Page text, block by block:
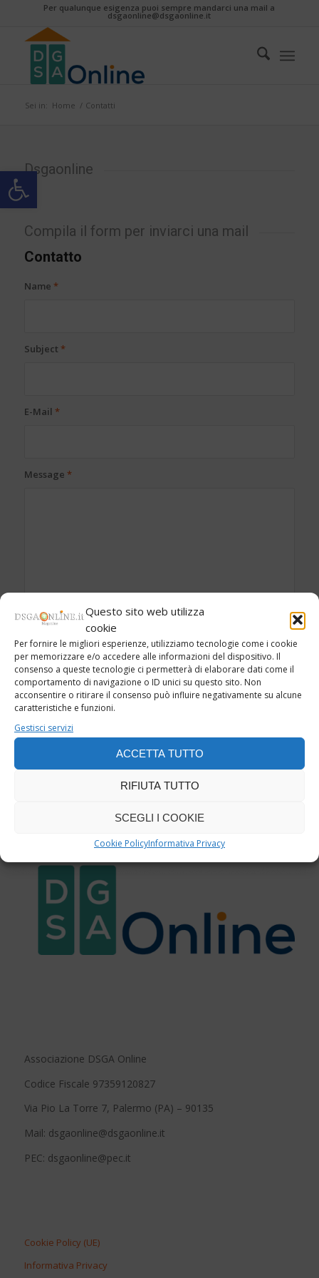
Apri la barra degli strumenti
Questo sito web utilizza
cookie
Per fornire le migliori esperienze, utilizziamo tecnologie come i cookie
per memorizzare e/o accedere alle informazioni del dispositivo. Il
consenso a queste tecnologie ci permetterà di elaborare dati come il
comportamento di navigazione o ID unici su questo sito. Non
acconsentire o ritirare il consenso può influire negativamente su alcune
caratteristiche e funzioni.
Gestisci servizi
ACCETTA TUTTO
RIFIUTA TUTTO
SCEGLI I COOKIE
Cookie PolicyInformativa Privacy
Per qualunque esigenza puoi sempre mandarci una mail a
dsgaonline@dsgaonline.it
Sei in: Home / Contatti
Dsgaonline
Compila il form per inviarci una mail
Contatto
Name *
Subject *
E-Mail *
Message *
1 + 6 = ?
Dimostra di essere umano risolvendo l'equazione
Associazione DSGA Online
Codice Fiscale 97359120827
Via Pio La Torre 7, Palermo (PA) – 90135
Mail: dsgaonline@dsgaonline.it
PEC: dsgaonline@pec.it
Cookie Policy (UE)
Informativa Privacy